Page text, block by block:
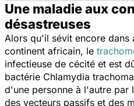
Une maladie aux
désastreuses
Alors qu'il sévit encore dans
continent africain, le
infectieuse de cécité et est
bactérie Chlamydia
d'une personne à l'autre par
des vecteurs passifs et des